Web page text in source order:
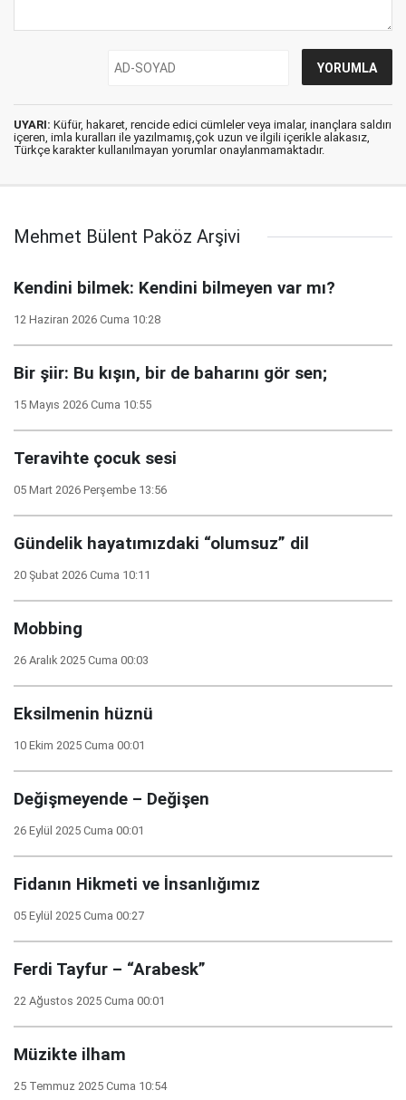
UYARI: Küfür, hakaret, rencide edici cümleler veya imalar, inançlara saldırı
içeren, imla kuralları ile yazılmamış,çok uzun ve ilgili içerikle alakasız,
Türkçe karakter kullanılmayan yorumlar onaylanmamaktadır.
Mehmet Bülent Paköz Arşivi
Kendini bilmek: Kendini bilmeyen var mı?
12 Haziran 2026 Cuma 10:28
Bir şiir: Bu kışın, bir de baharını gör sen;
15 Mayıs 2026 Cuma 10:55
Teravihte çocuk sesi
05 Mart 2026 Perşembe 13:56
Gündelik hayatımızdaki “olumsuz” dil
20 Şubat 2026 Cuma 10:11
Mobbing
26 Aralık 2025 Cuma 00:03
Eksilmenin hüznü
10 Ekim 2025 Cuma 00:01
Değişmeyende – Değişen
26 Eylül 2025 Cuma 00:01
Fidanın Hikmeti ve İnsanlığımız
05 Eylül 2025 Cuma 00:27
Ferdi Tayfur – “Arabesk”
22 Ağustos 2025 Cuma 00:01
Müzikte ilham
25 Temmuz 2025 Cuma 10:54